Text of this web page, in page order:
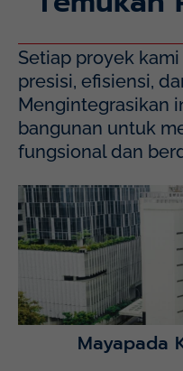
Setiap proyek
presisi, efisiensi,
Mengintegrasikan
bangunan untuk
fungsional dan
Mayapada Hospital
Lihat Detail
Mayapada